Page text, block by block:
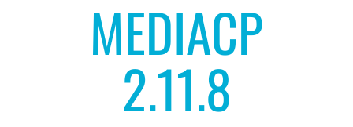
MEDIACP
2.11.8